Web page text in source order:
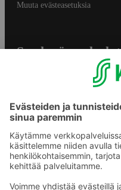
Muuta evästeasetuksia
S-ryhmän palvelut
Yhteishyvä Ruoka -sovellus
S-ostoslista -sovellus
Prisma.fi
Sokos.fi
S-Pankki